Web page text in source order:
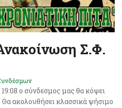
Σ.Φ.
ο σύνδεσμος μας θα κόψει
ακολουθήσει κλασσικά ψήσιμο